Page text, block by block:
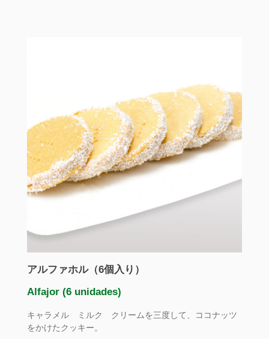
アルファホル（6個入り）
Alfajor (6 unidades)
キャラメル ミルク クリームを三度して、ココナッツ
をかけたクッキー。